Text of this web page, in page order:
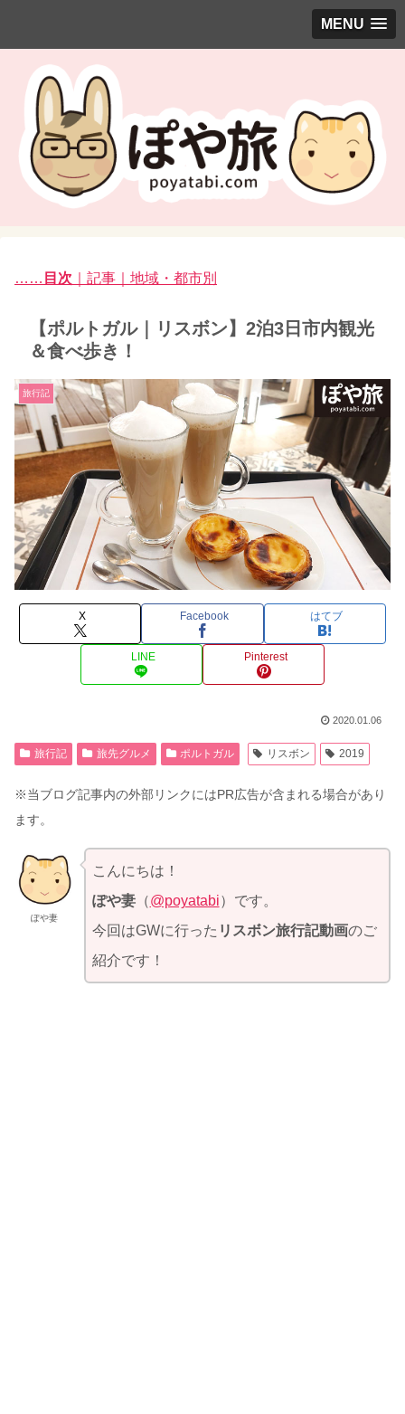
MENU
…… 目次 ｜記事｜地域・都市別
【ポルトガル｜リスボン】2泊3日市内観光
＆食べ歩き！
旅行記
X Facebook はてブ
LINE Pinterest
2020.01.06
旅行記 旅先グルメ ポルトガル リスボン 2019
※当ブログ記事内の外部リンクにはPR広告が含まれる場合があり
ます。
ぽや妻
こんにちは！
ぽや妻（@poyatabi）です。
今回はGWに行った リスボン旅行記動画のご
紹介です！